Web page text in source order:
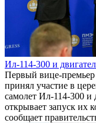
Ил-114-300 и
Первый вице-
принял участие в
самолет Ил-114-300 и
открывает запуск их
сообщает